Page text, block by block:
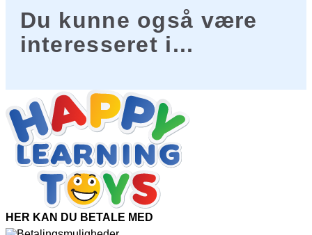
Du kunne også være
interesseret i...
HER KAN DU BETALE MED